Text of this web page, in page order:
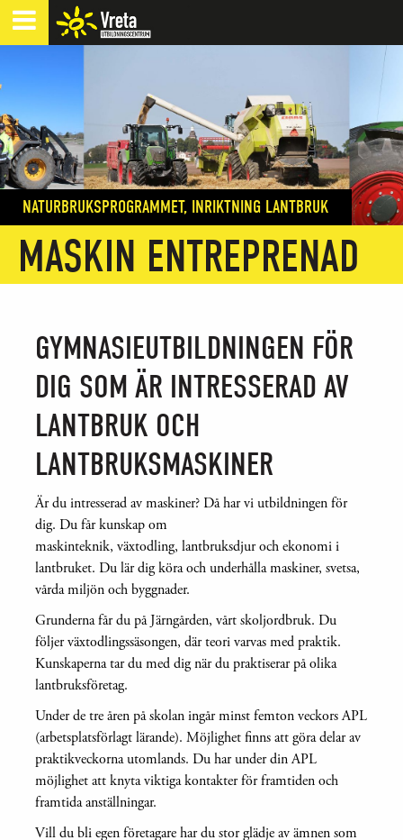
NATURBRUKSPROGRAMMET, INRIKTNING LANTBRUK
MASKIN ENTREPRENAD
GYMNASIEUTBILDNINGEN FÖR
DIG SOM ÄR INTRESSERAD AV
LANTBRUK OCH
LANTBRUKSMASKINER
Är du intresserad av maskiner? Då har vi utbildningen för
dig. Du får kunskap om
maskinteknik, växtodling, lantbruksdjur och ekonomi i
lantbruket. Du lär dig köra och underhålla maskiner, svetsa,
vårda miljön och byggnader.
Grunderna får du på Järngården, vårt skoljordbruk. Du
följer växtodlingssäsongen, där teori varvas med praktik.
Kunskaperna tar du med dig när du praktiserar på olika
lantbruksföretag.
Under de tre åren på skolan ingår minst femton veckors APL
(arbetsplatsförlagt lärande). Möjlighet finns att göra delar av
praktikveckorna utomlands. Du har under din APL
möjlighet att knyta viktiga kontakter för framtiden och
framtida anställningar.
Vill du bli egen företagare har du stor glädje av ämnen som